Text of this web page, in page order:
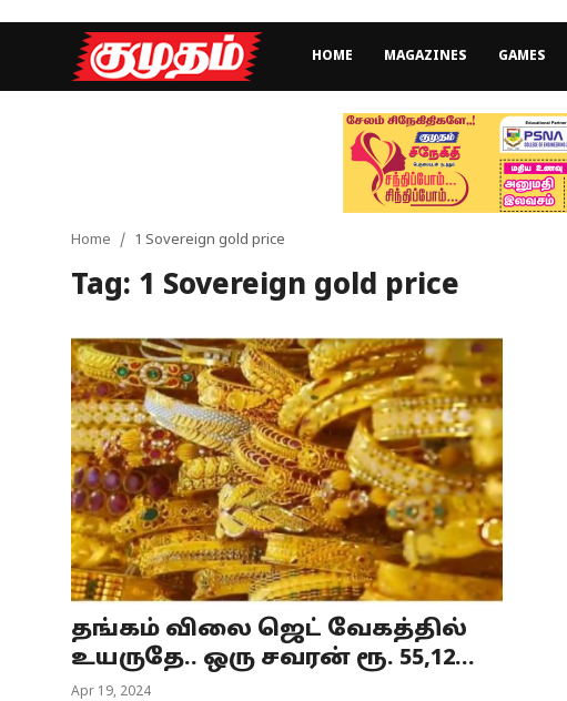
HOME MAGAZINES GAMES
Games
Videos
Health
Special Story
Business
Tamilnadu
Home 1 Sovereign gold price
Tag: 1 Sovereign gold price
தங்கம் விலை ஜெட் வேகத்தில்
உயருதே.. ஒரு சவரன் ரூ. 55,12...
Apr 19, 2024